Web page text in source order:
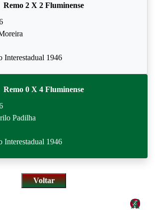
Remo 2 X 2 Fluminense
Interestadual 1946
Remo 0 X 4 Fluminense
Padilha
Interestadual 1946